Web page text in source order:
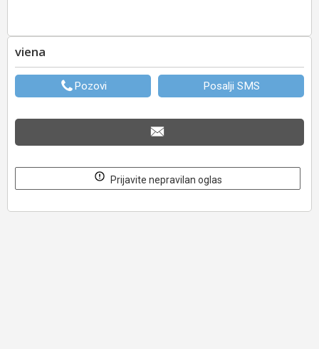
viena
Pozovi Posalji SMS
Prijavite nepravilan oglas